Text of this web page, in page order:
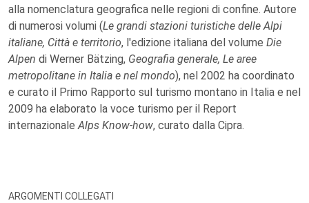
alla nomenclatura geografica nelle regioni di confine. Autore
di numerosi volumi (Le grandi stazioni turistiche delle Alpi
italiane, Città e territorio, l'edizione italiana del volume Die
Alpen di Werner Bätzing, Geografia generale, Le aree
metropolitane in Italia e nel mondo), nel 2002 ha coordinato
e curato il Primo Rapporto sul turismo montano in Italia e nel
2009 ha elaborato la voce turismo per il Report
internazionaleAlps Know-how, curato dalla Cipra.
ARGOMENTI COLLEGATI